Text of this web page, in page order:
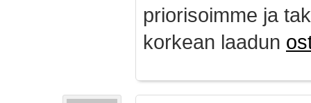
priorisoimme ja
korkean laadun